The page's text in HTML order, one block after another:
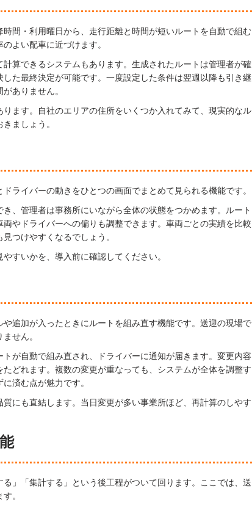
間・利用曜日から、走行距離と時間が短いルートを自動で組む
よい配車に近づけます。
算できるシステムもあります。生成されたルートは管理者が確
た最終決定が可能です。一度設定した条件は翌週以降も引き継
ありません。
ます。自社のエリアの住所をいくつか入れてみて、現実的なル
ましょう。
ライバーの動きをひとつの画面でまとめて見られる機能です。
、管理者は事務所にいながら全体の状態をつかめます。ルート
やドライバーへの偏りも調整できます。車両ごとの実績を比較
つけやすくなるでしょう。
すいかを、導入前に確認してください。
追加が入ったときにルートを組み直す機能です。送迎の現場で
せん。
が自動で組み直され、ドライバーに通知が届きます。変更内容
どれます。複数の変更が重なっても、システムが全体を調整す
済む点が魅力です。
にも直結します。当日変更が多い事業所ほど、再計算のしやす
」「集計する」という後工程がついて回ります。ここでは、送
。